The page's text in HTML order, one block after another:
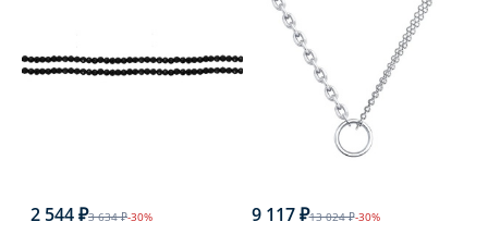
2 544 ₽3 634 ₽-30% 9 117 ₽13 024 ₽-30%